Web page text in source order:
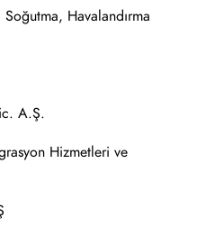
Havalandırma
A.Ş.
Hizmetleri ve